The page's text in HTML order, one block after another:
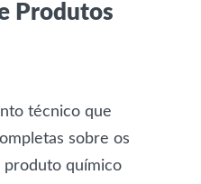
Produtos
técnico que
sobre os
produto químico